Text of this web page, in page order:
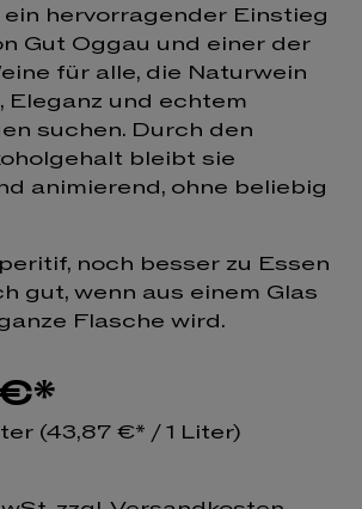
hervorragender Einstieg
Gut Oggau und einer der
für alle, die Naturwein
Eleganz und echtem
suchen. Durch den
bleibt sie
animierend, ohne beliebig
noch besser zu Essen
gut, wenn aus einem Glas
Flasche wird.
(43,87 €* / 1 Liter)